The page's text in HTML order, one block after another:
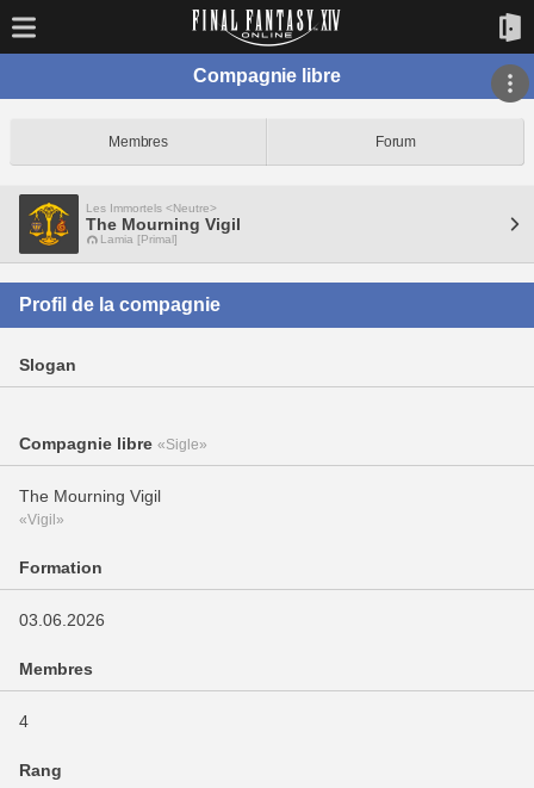
Compagnie libre
Membres Forum
Les Immortels <Neutre>
The Mourning Vigil
Lamia [Primal]
Profil de la compagnie
Slogan
Compagnie libre «Sigle»
The Mourning Vigil
«Vigil»
Formation
03.06.2026
Membres
4
Rang